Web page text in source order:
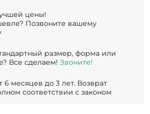
цены!
Позвоните вашему
размер, форма или
Все сделаем! Звоните!
6 месяцев до 3 лет. Возврат
соответствии с законом